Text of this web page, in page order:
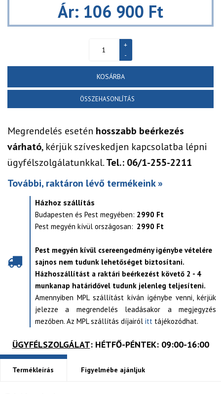
Ár: 106 900 Ft
KOSÁRBA
ÖSSZEHASONLÍTÁS
Megrendelés esetén hosszabb beérkezés
várható, kérjük szíveskedjen kapcsolatba lépni
ügyfélszolgálatunkkal.Tel.: 06/1-255-2211
További, raktáron lévő termékeink »
Házhoz szállítás
Budapesten és Pest megyében: 2990 Ft
Pest megyén kívül országosan: 2990 Ft
Pest megyén kívül csereengedmény igénybe vételére
sajnos nem tudunk lehetőséget biztosítani.
Házhoszállítást a raktári beérkezést követő 2 - 4
munkanap határidővel tudunk jelenleg teljesíteni.
Amennyiben MPL szállítást kíván igénybe venni, kérjük
jelezze a megrendelés leadásakor a megjegyzés
mezőben. Az MPL szállítás díjairól itt tájékozódhat.
ÜGYFÉLSZOLGÁLAT: HÉTFŐ-PÉNTEK: 09:00-16:00
Termékleírás Figyelmébe ajánljuk